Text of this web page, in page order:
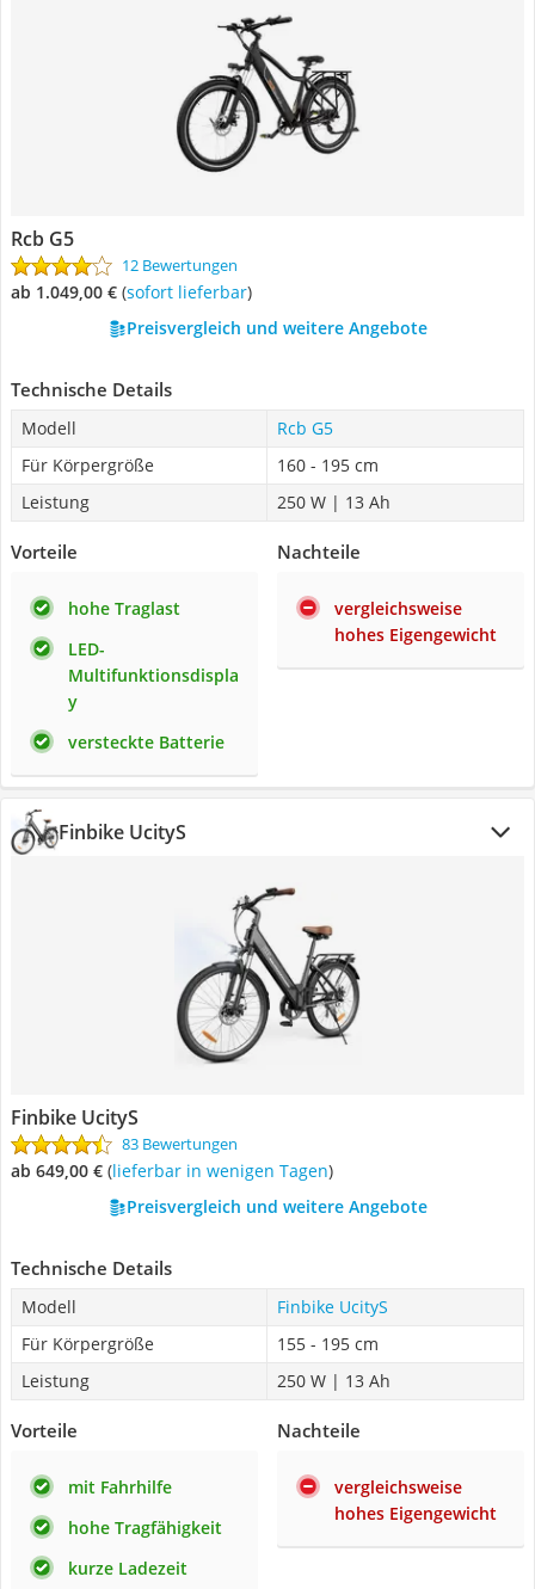
Rcb G5
12 Bewertungen
ab 1.049,00 € ( Sofort lieferbar)
Preisvergleich und weitere Angebote
Technische Details
Modell
Rcb G5
Für Körpergröße
160 - 195 cm
Leistung
250 W | 13 Ah
Vorteile
hohe Traglast
LED-
Multifunktionsdispla
y
versteckte Batterie
Nachteile
vergleichsweise
hohes Eigengewicht
Finbike UcityS
Finbike UcityS
83 Bewertungen
ab 649,00 € ( Lieferbar in wenigen Tagen)
Preisvergleich und weitere Angebote
Technische Details
Modell
Finbike UcityS
Für Körpergröße
155 - 195 cm
Leistung
250 W | 13 Ah
Vorteile
mit Fahrhilfe
hohe Tragfähigkeit
kurze Ladezeit
Nachteile
vergleichsweise
hohes Eigengewicht